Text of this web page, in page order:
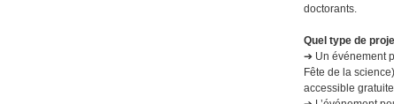
doctorants.
Quel type de
➔ Un événement
Fête de la
accessible